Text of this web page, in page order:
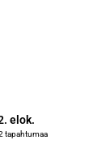
elok.
tapahtumaa